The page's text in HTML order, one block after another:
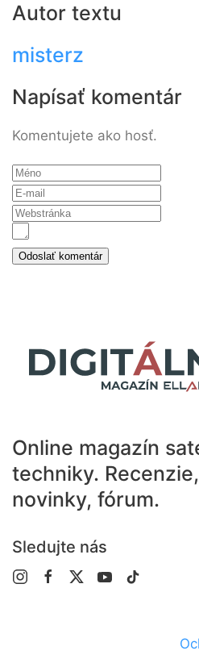
Autor textu
misterz
Napísať komentár
Komentujete ako hosť.
Online magazín
techniky.
novinky, fórum.
Sledujte nás